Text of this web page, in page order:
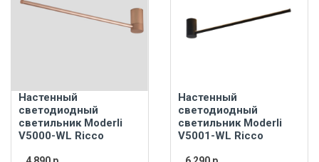
Настенный
светодиодный
светильник Moderli
V5000-WL Ricco
Настенный
светодиодный
светильник Moderli
V5001-WL Ricco